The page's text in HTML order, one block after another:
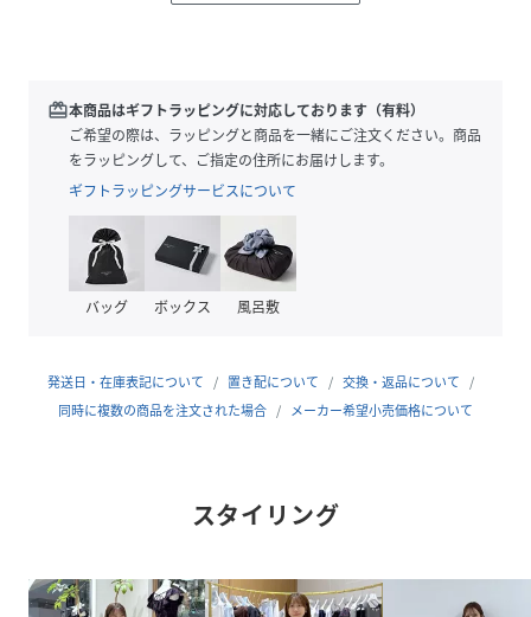
ること間違いなし。
穿くだけでコーデの主役になる、華やかな一枚です。
●ポイント
・繊細なオパール加工で奥行きのある表情
・立体的なふんわりシルエット
・上品な透け感と滑らかな肌触り
バランスの取れた大人フェミニンなスタイリングが完成しま
す。
●おすすめのシーン / 着こなし
結婚式 オケージョン セレモニー
redeem本商品はギフトラッピングに対応しております（有料）
ご希望の際は、ラッピングと商品を一緒にご注文ください。商品
をラッピングして、ご指定の住所にお届けします。
ギフトラッピングサービスについて
バッグ ボックス 風呂敷
発送日・在庫表記について 置き配について
交換・返品について
同時に複数の商品を注文された場合
メーカー希望小売価格について
スタイリング